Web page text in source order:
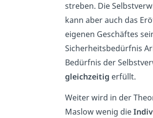
streben. Die
kann aber auch das
eigenen Geschäftes
Sicherheitsbedürfnis
Bedürfnis der
gleichzeitig erfüllt.
Weiter wird in der
Maslow wenig die